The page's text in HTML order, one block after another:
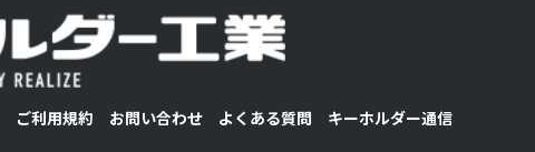
ご利用規約 お問い合わせ よくある質問 キーホルダー通信